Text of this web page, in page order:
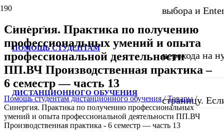
ПОМОЩЬ СТУДЕНТАМ
ДИСТАНЦИОННОГО ОБУЧЕНИЯ
выбора и
перехода на
страницу.
Синергия. Практика по получению
профессиональных умений и опыта
профессиональной деятельности
ПП.ВЧ Производственная практика –
6 семестр — часть 13
Помощь студентам дистанционного обучения/Товары/
Синергия. Практика по получению профессиональных
умений и опыта профессиональной деятельности ПП.ВЧ
Производственная практика - 6 семестр — часть 13